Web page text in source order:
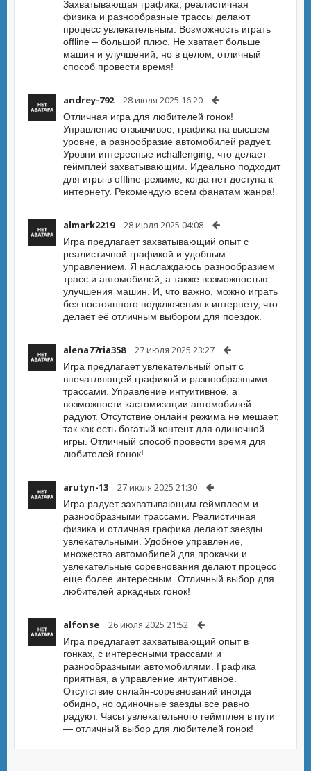
Захватывающая графика, реалистичная
физика и разнообразные трассы делают
процесс увлекательным. Возможность играть
offline – большой плюс. Не хватает больше
машин и улучшений, но в целом, отличный
способ провести время!
andrey-792 28 июля 2025 16:20
Отличная игра для любителей гонок!
Управление отзывчивое, графика на высшем
уровне, а разнообразие автомобилей радует.
Уровни интересные иchallenging, что делает
геймплей захватывающим. Идеально подходит
для игры в offline-режиме, когда нет доступа к
интернету. Рекомендую всем фанатам жанра!
almark2219 28 июля 2025 04:08
Игра предлагает захватывающий опыт с
реалистичной графикой и удобным
управлением. Я наслаждаюсь разнообразием
трасс и автомобилей, а также возможностью
улучшения машин. И, что важно, можно играть
без постоянного подключения к интернету, что
делает её отличным выбором для поездок.
alena77ria358 27 июля 2025 23:27
Игра предлагает увлекательный опыт с
впечатляющей графикой и разнообразными
трассами. Управление интуитивное, а
возможности кастомизации автомобилей
радуют. Отсутствие онлайн режима не мешает,
так как есть богатый контент для одиночной
игры. Отличный способ провести время для
любителей гонок!
arutyn-13 27 июля 2025 21:30
Игра радует захватывающим геймплеем и
разнообразными трассами. Реалистичная
физика и отличная графика делают заезды
увлекательными. Удобное управление,
множество автомобилей для прокачки и
увлекательные соревнования делают процесс
еще более интересным. Отличный выбор для
любителей аркадных гонок!
alfonse 26 июля 2025 21:52
Игра предлагает захватывающий опыт в
гонках, с интересными трассами и
разнообразными автомобилями. Графика
приятная, а управление интуитивное.
Отсутствие онлайн-соревнований иногда
обидно, но одиночные заезды все равно
радуют. Часы увлекательного геймплея в пути
— отличный выбор для любителей гонок!